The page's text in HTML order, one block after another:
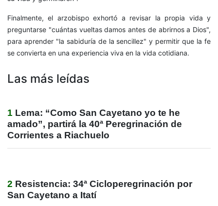
Finalmente, el arzobispo exhortó a revisar la propia vida y
preguntarse "cuántas vueltas damos antes de abrirnos a Dios",
para aprender "la sabiduría de la sencillez" y permitir que la fe
se convierta en una experiencia viva en la vida cotidiana.
Las más leídas
1 Lema: “Como San Cayetano yo te he
amado”, partirá la 40ª Peregrinación de
Corrientes a Riachuelo
2 Resistencia: 34ª Cicloperegrinación por
San Cayetano a Itatí